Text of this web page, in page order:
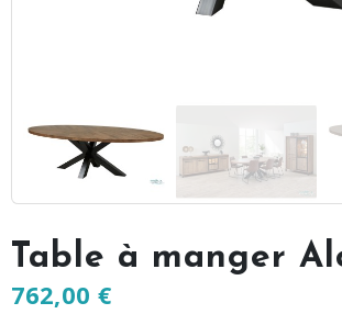
Table à manger
762,00 €